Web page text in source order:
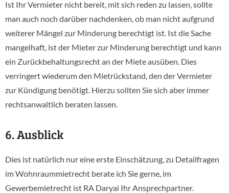
Ist Ihr Vermieter nicht bereit, mit sich reden zu lassen, sollte
man auch noch darüber nachdenken, ob man nicht aufgrund
weiterer Mängel zur Minderung berechtigt ist. Ist die Sache
mangelhaft, ist der Mieter zur Minderung berechtigt und kann
ein Zurückbehaltungsrecht an der Miete ausüben. Dies
verringert wiederum den Mietrückstand, den der Vermieter
zur Kündigung benötigt. Hierzu sollten Sie sich aber immer
rechtsanwaltlich beraten lassen.
6. Ausblick
Dies ist natürlich nur eine erste Einschätzung, zu Detailfragen
im Wohnraummietrecht berate ich Sie gerne, im
Gewerbemietrecht ist RA Daryai Ihr Ansprechpartner.